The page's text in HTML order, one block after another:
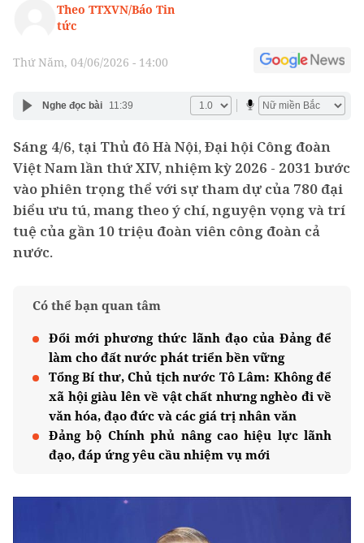
Theo TTXVN/Báo Tin
tức
Thứ Năm, 04/06/2026 - 14:00
Nghe đọc bài 11:39
Sáng 4/6, tại Thủ đô Hà Nội, Đại hội Công đoàn
Việt Nam lần thứ XIV, nhiệm kỳ 2026 - 2031 bước
vào phiên trọng thể với sự tham dự của 780 đại
biểu ưu tú, mang theo ý chí, nguyện vọng và trí
tuệ của gần 10 triệu đoàn viên công đoàn cả
nước.
Có thể bạn quan tâm
Đổi mới phương thức lãnh đạo của Đảng để
làm cho đất nước phát triển bền vững
Tổng Bí thư, Chủ tịch nước Tô Lâm: Không để
xã hội giàu lên về vật chất nhưng nghèo đi về
văn hóa, đạo đức và các giá trị nhân văn
Đảng bộ Chính phủ nâng cao hiệu lực lãnh
đạo, đáp ứng yêu cầu nhiệm vụ mới